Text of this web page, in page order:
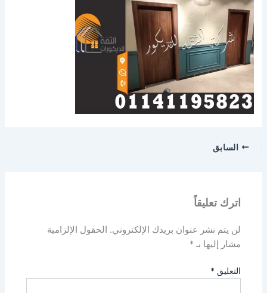
السابق
اترك تعليقاً
لن يتم نشر عنوان بريدك الإلكتروني. الحقول الإلزامية
مشار إليها بـ*
التعليق*